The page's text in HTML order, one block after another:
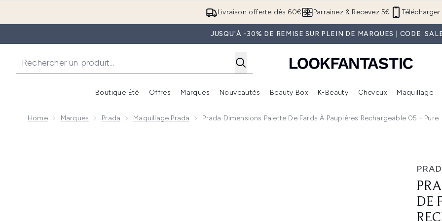
Passer au contenu principal
Livraison offerte dès 60€ Télécharger
Parrainez & Recevez 5€
JUSQU'À -30% DE REMISE SUR PLEIN DE MARQUES | CODE:
Boutique Été
Accédez au sous-menu (Boutique Été )
Offres
Accédez au sous-menu (Offres)
Marques
Accédez au sous-menu (Marques)
Nouveautés
Accédez au sous-menu (Nouveautés)
Beauty Box
Accédez au sous-menu (Beauty Box)
K-Beauty Cheveux Maquillage
Home Marques Prada Maquillage Prada Prada Dimensions Palette De Fards À Paupières Rechargeable 05 - Pure
DE